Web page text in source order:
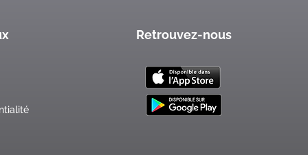
Retrouvez-nous